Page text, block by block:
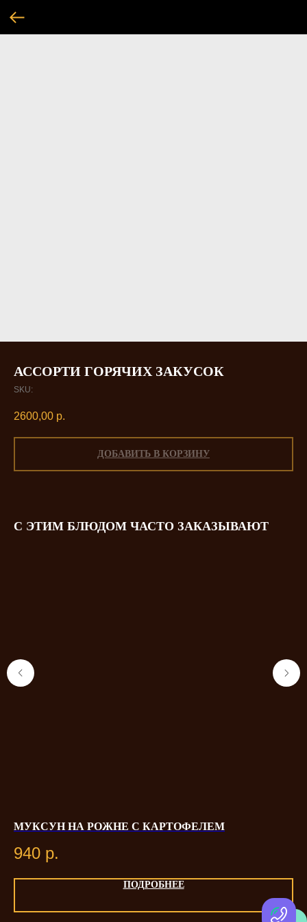
АССОРТИ ГОРЯЧИХ ЗАКУСОК
SKU:
2600,00 р.
ДОБАВИТЬ В КОРЗИНУ
С ЭТИМ БЛЮДОМ ЧАСТО ЗАКАЗЫВАЮТ
МУКСУН НА РОЖНЕ С КАРТОФЕЛЕМ
940 р.
ПОДРОБНЕЕ